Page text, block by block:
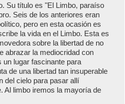
Su título es "El Limbo, paraíso
Seis de los anteriores eran
pero en esta ocasión es
la vida en el Limbo. Esta es
sobre la libertad de no
abrazar la mediocridad con
lugar fascinante para
de una libertad tan insuperable
del cielo para pasar allí
Al limbo iremos la mayoría de